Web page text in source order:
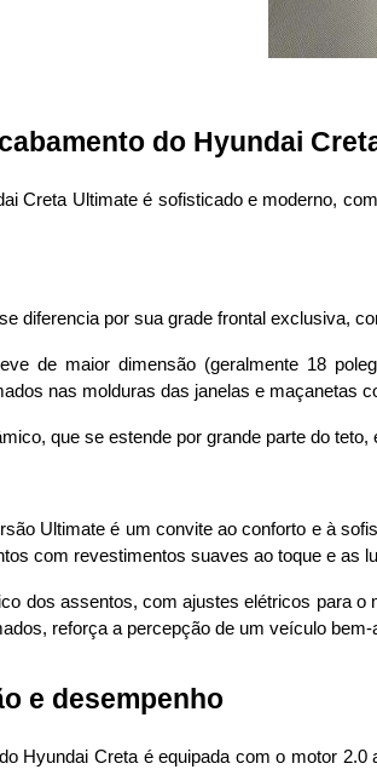
do Hyundai
Creta Ultimate é sofisticado e moderno,
diferencia por sua grade frontal exclusiva,
de maior dimensão (geralmente 18
nas molduras das janelas e maçanetas
que se estende por grande parte do
Ultimate é um convite ao conforto e à
com revestimentos suaves ao toque e as
dos assentos, com ajustes elétricos para
reforça a percepção de um veículo
e desempenho
Hyundai Creta é equipada com o motor